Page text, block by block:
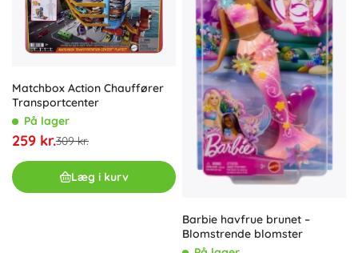
Matchbox Action Chauffører
Transportcenter
På lager
259 kr.309 kr.
Læg i kurv
Barbie havfrue brunet –
Blomstrende blomster